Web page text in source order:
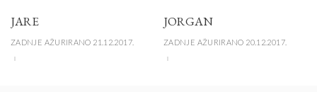
JARE
ZADNJE AŽURIRANO 21.12.2017.
JORGAN
ZADNJE AŽURIRANO 20.12.2017.